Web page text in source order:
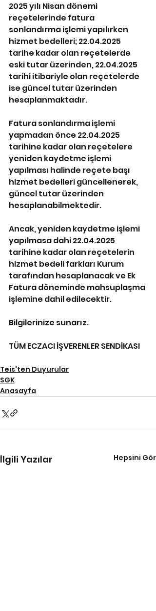
2025 yılı Nisan dönemi
reçetelerinde fatura
sonlandırma işlemi yapılırken
hizmet bedelleri; 22.04.2025
tarihe kadar olan reçetelerde
eski tutar üzerinden, 22.04.2025
tarihi itibariyle olan reçetelerde
ise güncel tutar üzerinden
hesaplanmaktadır.
Fatura sonlandırma işlemi
yapmadan önce 22.04.2025
tarihine kadar olan reçetelere
yeniden kaydetme işlemi
yapılması halinde reçete başı
hizmet bedelleri güncellenerek,
güncel tutar üzerinden
hesaplanabilmektedir.
Ancak, yeniden kaydetme işlemi
yapılmasa dahi 22.04.2025
tarihine kadar olan reçetelerin
hizmet bedeli farkları Kurum
tarafından hesaplanacak ve Ek
Fatura döneminde mahsuplaşma
işlemine dahil edilecektir.
Bilgilerinize sunarız.
TÜM ECZACI İŞVERENLER SENDİKASI
Teis'ten Duyurular
SGK
Anasayfa
İlgili Yazılar Hepsini Gör